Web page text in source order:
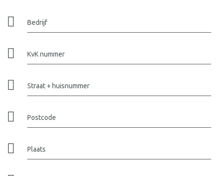
Bedrijf
KvK nummer
Straat + huisnummer
Postcode
Plaats